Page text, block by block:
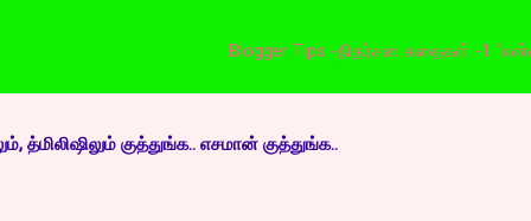
Blogger Tips -நிதர்சன கதைகள் -1 “என்னை
குத்துங்க.. எசமான் குத்துங்க..